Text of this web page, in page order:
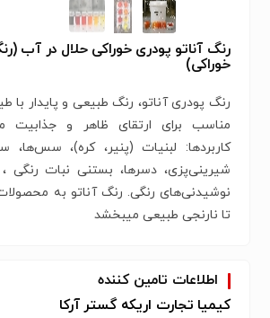
رنگ آناتو پودری خوراکی حلال در آب
خوراکی)
رنگ پودری آناتو، رنگ طبیعی و پایدار با
مناسب برای ارتقای ظاهر و جذابیت
کاربردها: لبنیات (پنیر، کره)،
شیرینی‌پزی، دسرها، بستنی نبات رنگی
نوشیدنی‌های رنگی. رنگ‌ آناتو به
تا نارنجی طبیعی میبخشد
اطلاعات تامین کننده
کیمیا تجارت اریکه گستر آرکا